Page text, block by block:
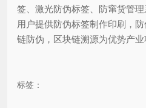
签、激光防伪标签、防窜货管
用户提供防伪标签制作印刷，
链防伪，区块链溯源为优势产业
标签：